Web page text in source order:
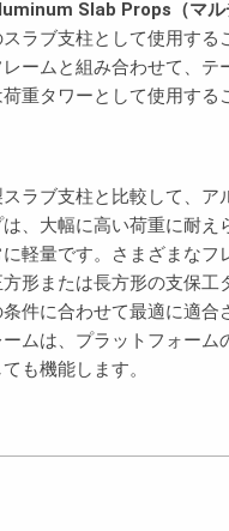
Slab Props（マル
ラブ支柱として使用する
ームと組み合わせて、テ
重タワーとして使用する
ラブ支柱と比較して、ア
、大幅に高い荷重に耐え
軽量です。さまざまなフ
形または長方形の支保工
件に合わせて最適に適合
ムは、プラットフォーム
も機能します。